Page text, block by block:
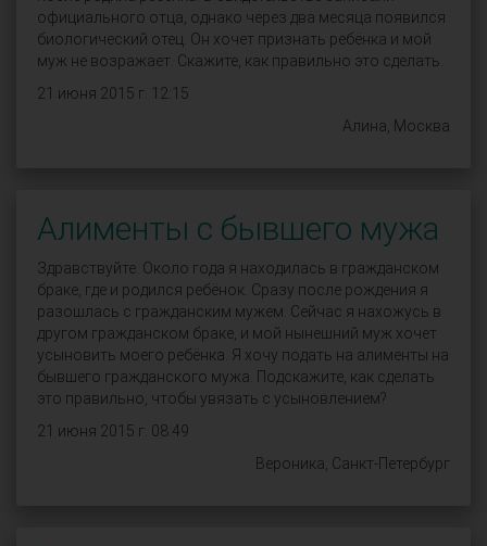
официального отца, однако через два месяца появился
биологический отец. Он хочет признать ребёнка и мой
муж не возражает. Скажите, как правильно это сделать.
21 июня 2015 г. 12:15
Алина, Москва
Алименты с бывшего мужа
Здравствуйте. Около года я находилась в гражданском
браке, где и родился ребёнок. Сразу после рождения я
разошлась с гражданским мужем. Сейчас я нахожусь в
другом гражданском браке, и мой нынешний муж хочет
усыновить моего ребёнка. Я хочу подать на алименты на
бывшего гражданского мужа. Подскажите, как сделать
это правильно, чтобы увязать с усыновлением?
21 июня 2015 г. 08:49
Вероника, Санкт-Петербург